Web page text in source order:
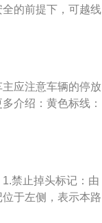
会被扣分罚款。
的前提下，可越线
同方向的车道，一
越线。无论单黄线
掉头。单黄线一般
用于较宽路面白
车道。实线是不可
应注意车辆的停放
介绍：黄色标线：
停放车辆。如果使
不可以临时停车。
般都会有白色的导
线是路口导向线，
转向。
禁止掉头标记：由
于左侧，表示本路
格禁止一切车辆长